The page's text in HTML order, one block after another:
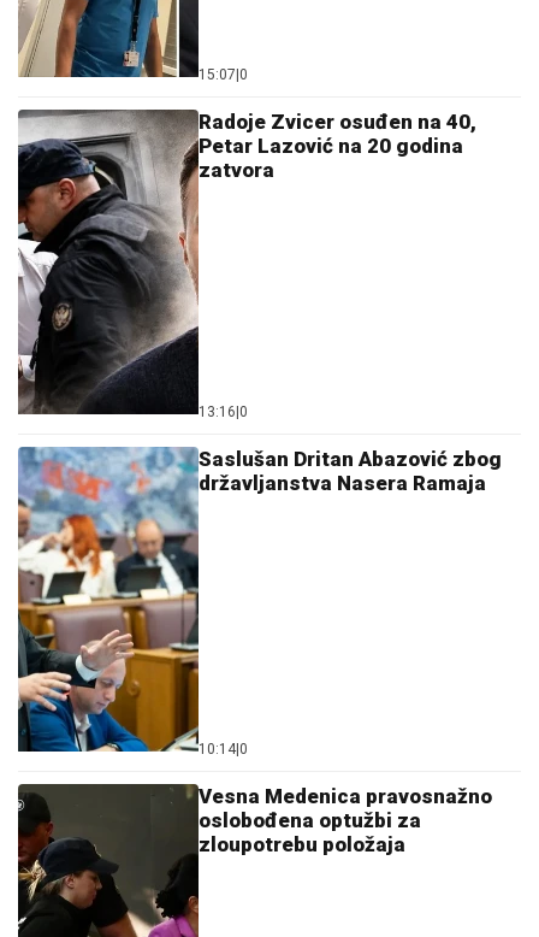
15:07 0
Radoje Zvicer osuđen na 40,
Petar Lazović na 20 godina
zatvora
13:16 0
Saslušan Dritan Abazović zbog
državljanstva Nasera Ramaja
10:14 0
Vesna Medenica pravosnažno
oslobođena optužbi za
zloupotrebu položaja